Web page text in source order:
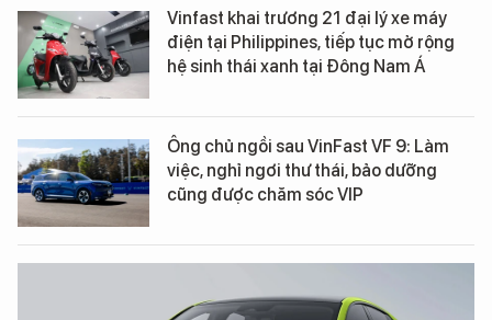
Vinfast khai trương 21 đại lý xe máy
điện tại Philippines, tiếp tục mở rộng
hệ sinh thái xanh tại Đông Nam Á
Ông chủ ngồi sau VinFast VF 9: Làm
việc, nghỉ ngơi thư thái, bảo dưỡng
cũng được chăm sóc VIP